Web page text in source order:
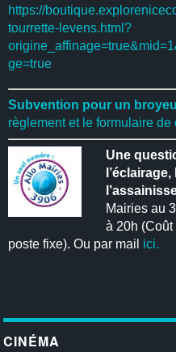
https://
tourrette-levens.html?
ge=true
Subvention pour un
règlement et le formulaire de
Une
Mairies au
à 20h (Coût
poste fixe). Ou par mail ici.
CINÉMA